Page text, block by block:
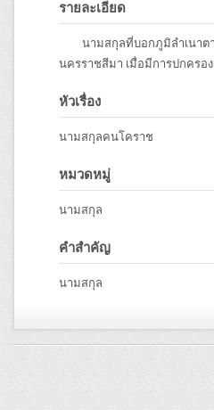
รายละเอียด
นามสกุลที่บอกภูมิลำเนาตา
นครราชสีมา เมื่อมีการปกครอ
หัวเรื่อง
นามสกุลคนโคราช
หมวดหมู่
นามสกุล
คำสำคัญ
นามสกุล